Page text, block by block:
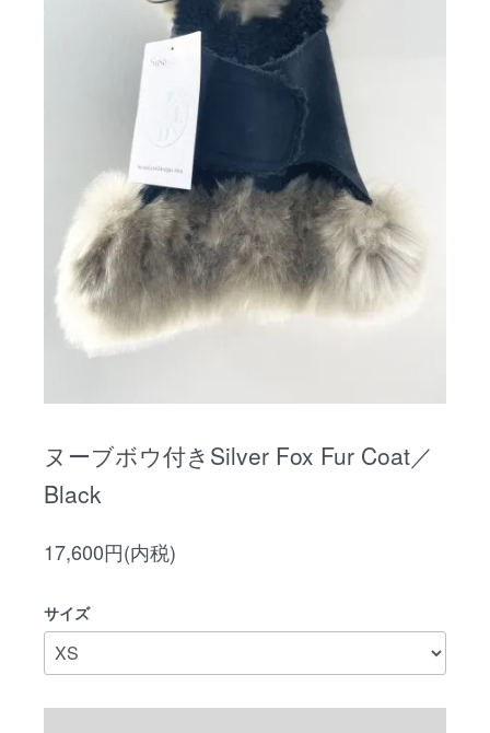
ヌーブボウ付きSilver Fox Fur Coat／
Black
17,600円(内税)
サイズ